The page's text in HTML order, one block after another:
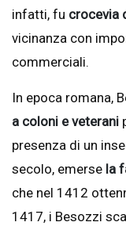
infatti, fu crocevia
vicinanza con
commerciali.
In epoca romana,
a coloni e veterani
presenza di un
secolo, emerse la
che nel 1412
1417, i Besozzi